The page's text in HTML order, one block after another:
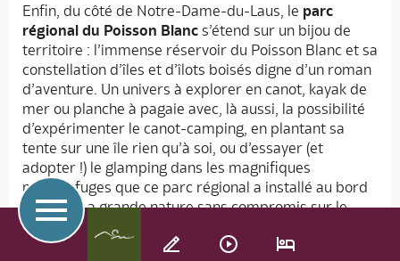
Enfin, du côté de Notre-Dame-du-Laus, le parc
régional du Poisson Blanc s’étend sur un bijou de
territoire : l’immense réservoir du Poisson Blanc et sa
constellation d’îles et d’îlots boisés digne d’un roman
d’aventure. Un univers à explorer en canot, kayak de
mer ou planche à pagaie avec, là aussi, la possibilité
d’expérimenter le canot-camping, en plantant sa
tente sur une île rien qu’à soi, ou d’essayer (et
adopter !) le glamping dans les magnifiques
microrefuges que ce parc régional a installé au bord
de l’eau. La grande nature sans compromis sur le
confort !